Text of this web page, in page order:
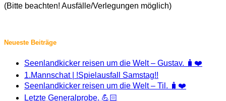
(Bitte beachten! Ausfälle/Verlegungen möglich)
Neueste Beiträge
Seenlandkicker reisen um die Welt – Gustav. 🧳❤️
1.Mannschat | !Spielausfall Samstag!!
Seenlandkicker reisen um die Welt – Til. 🧳❤️
Letzte Generalprobe. 💪🏻